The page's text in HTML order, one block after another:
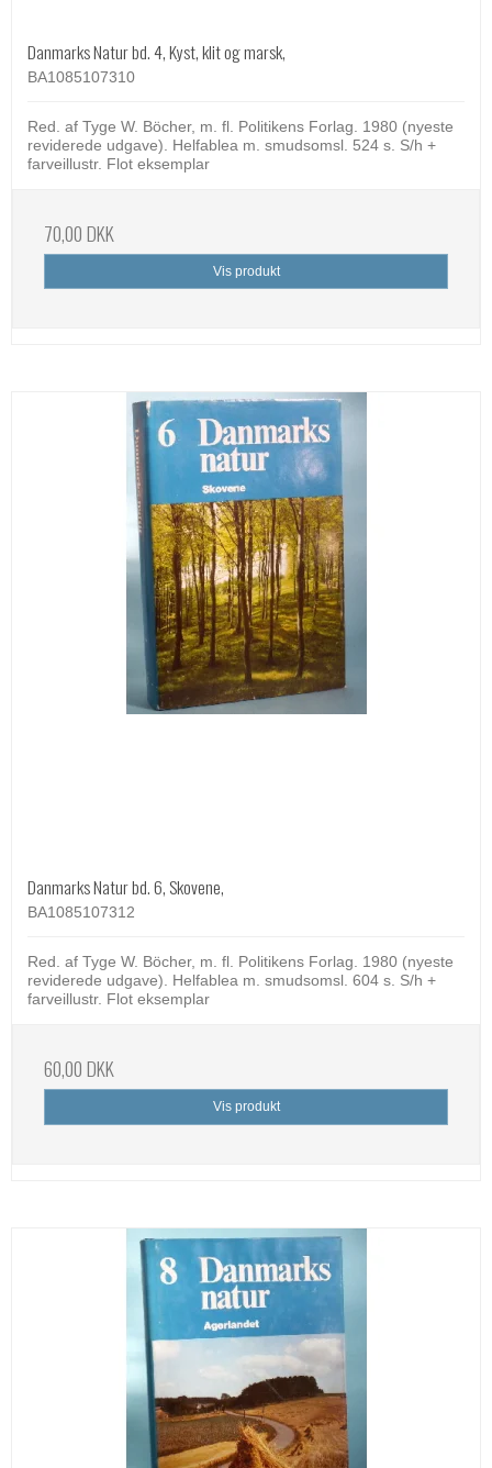
Danmarks Natur bd. 4, Kyst, klit og marsk,
BA1085107310
Red. af Tyge W. Böcher, m. fl. Politikens Forlag. 1980 (nyeste
reviderede udgave). Helfablea m. smudsomsl. 524 s. S/h +
farveillustr. Flot eksemplar
70,00 DKK
Vis produkt
Danmarks Natur bd. 6, Skovene,
BA1085107312
Red. af Tyge W. Böcher, m. fl. Politikens Forlag. 1980 (nyeste
reviderede udgave). Helfablea m. smudsomsl. 604 s. S/h +
farveillustr. Flot eksemplar
60,00 DKK
Vis produkt